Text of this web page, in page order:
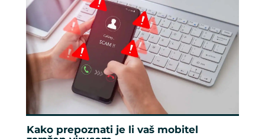
Kako prepoznati je li vaš mobitel